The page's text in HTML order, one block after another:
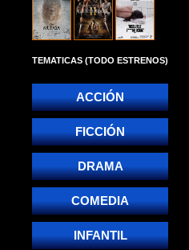
TEMATICAS (TODO ESTRENOS)
ACCIÓN
FICCIÓN
DRAMA
COMEDIA
INFANTIL